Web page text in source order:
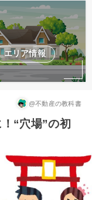
エリア情報
@不動産の教科書
“穴場”の初